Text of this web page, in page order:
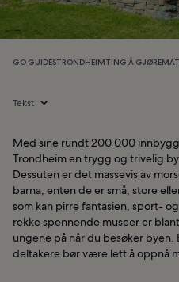
GO GUIDESTRONDHEIMTING Å GJØREMAT
Tekst
Med sine rundt 200 000
Trondheim en trygg og trivelig by
Dessuten er det massevis av
barna, enten de er små, store
som kan pirre fantasien, sport-
rekke spennende museer er
ungene på når du besøker
deltakere bør være lett å oppnå